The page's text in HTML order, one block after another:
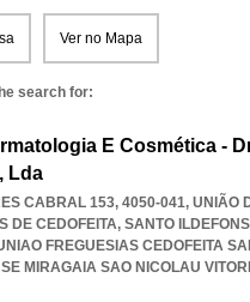
Ver no Mapa
search for:
E Cosmética -
Lda
CABRAL 153, 4050-041, UNIÃO
DE CEDOFEITA, SANTO
FREGUESIAS CEDOFEITA
SE MIRAGAIA SAO NICOLAU